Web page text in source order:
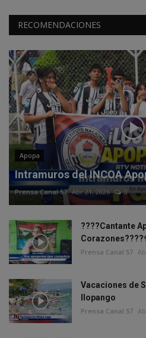
RECOMENDACIONES
Apopa
Intramuros del INCOA
Prensa Canal 57 Abr 21, 2026 0
????Cantante
Prensa Canal 57
Vacaciones de
Ilopango
Prensa Canal 57